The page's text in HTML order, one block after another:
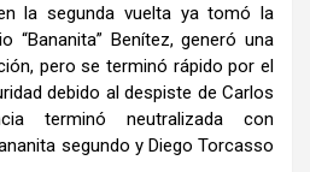
la segunda vuelta ya tomó la
“Bananita” Benítez, generó una
pero se terminó rápido por el
debido al despiste de Carlos
terminó neutralizada con
segundo y Diego Torcasso